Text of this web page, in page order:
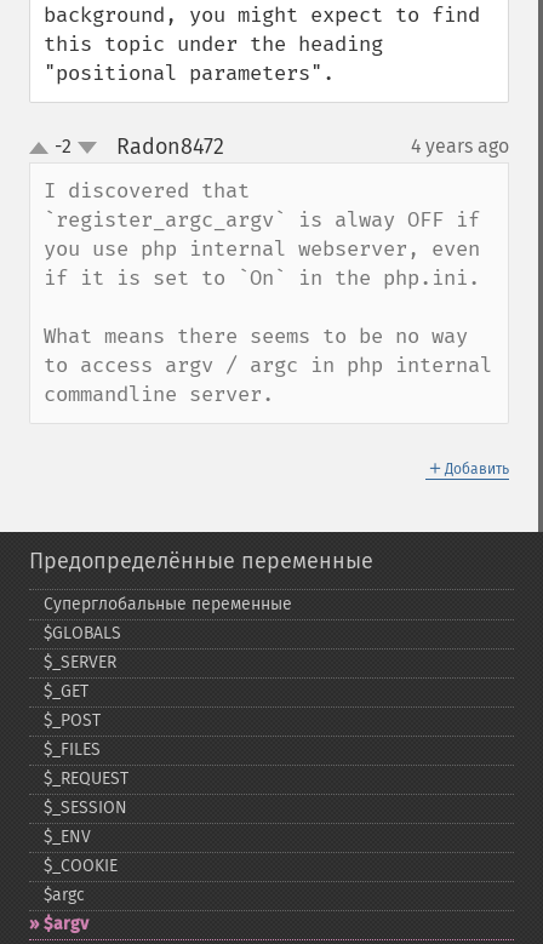
background, you might expect to find
this topic under the heading
"positional parameters".
up
down
-2 Radon8472 4 years ago
I discovered that
`register_argc_argv` is alway OFF if
you use php internal webserver, even
if it is set to `On` in the php.ini.
What means there seems to be no way
to access argv / argc in php internal
commandline server.
＋ Добавить
Предопределённые переменные
Суперглобальные переменные
$GLOBALS
$_​SERVER
$_​GET
$_​POST
$_​FILES
$_​REQUEST
$_​SESSION
$_​ENV
$_​COOKIE
$argc
$argv